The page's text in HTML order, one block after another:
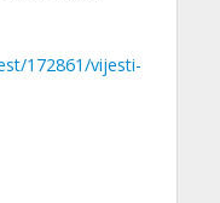
172861/vijesti-